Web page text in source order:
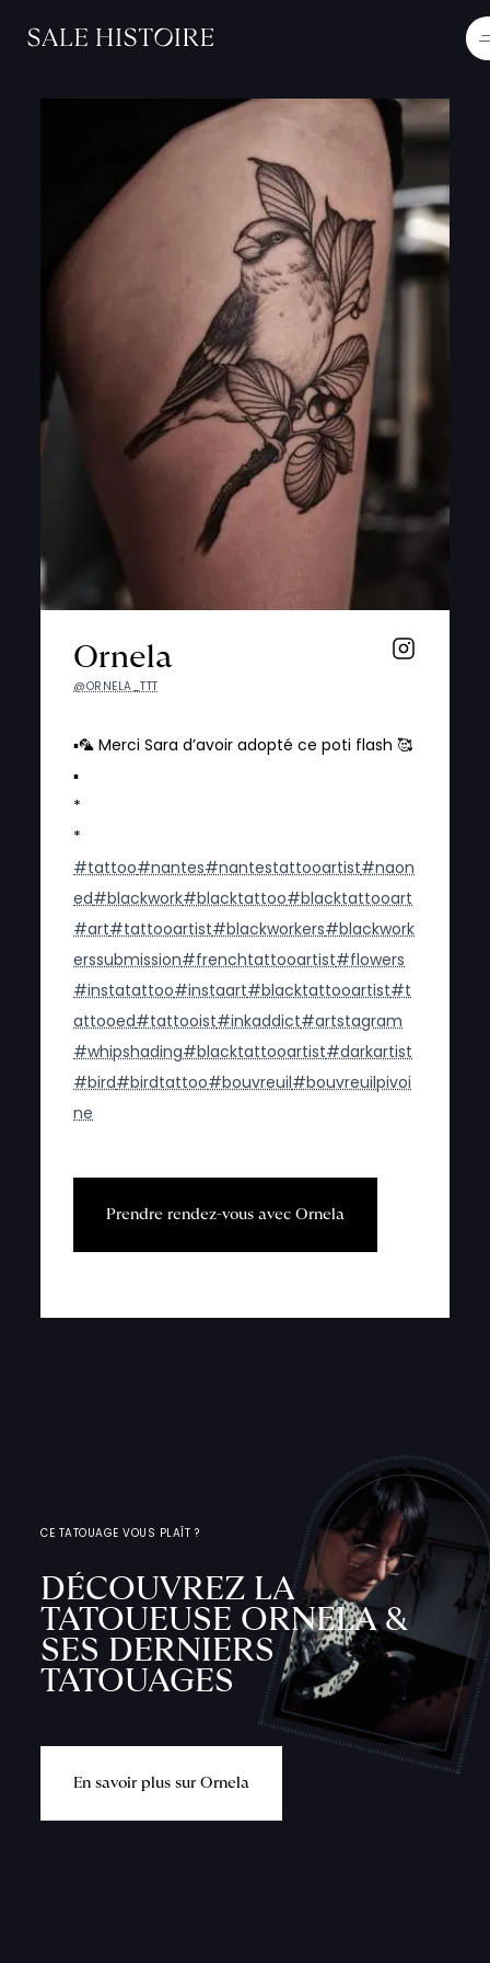
Ornela
@ORNELA_TTT
▪️🦜 Merci Sara d’avoir adopté ce poti flash 🥰
▪️
*
*
#tattoo#nantes#nantestattooartist#naon
ed#blackwork#blacktattoo#blacktattooart
#art#tattooartist#blackworkers#blackwork
erssubmission#frenchtattooartist#flowers
#instatattoo#instaart#blacktattooartist#t
attooed#tattooist#inkaddict#artstagram
#whipshading#blacktattooartist#darkartist
#bird#birdtattoo#bouvreuil#bouvreuilpivoi
ne
Prendre rendez-vous avec Ornela
CE TATOUAGE VOUS PLAÎT ?
DÉCOUVREZ LA
TATOUEUSE ORNELA &
SES DERNIERS
TATOUAGES
En savoir plus sur Ornela